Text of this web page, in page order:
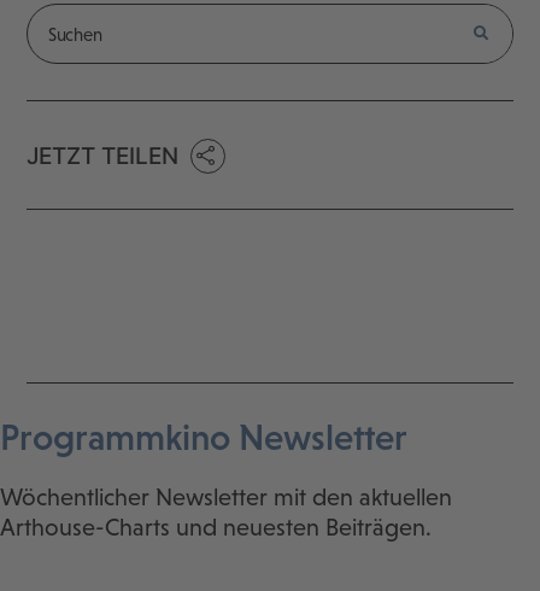
JETZT TEILEN
Programmkino Newsletter
Wöchentlicher Newsletter mit den aktuellen
Arthouse-Charts und neuesten Beiträgen.